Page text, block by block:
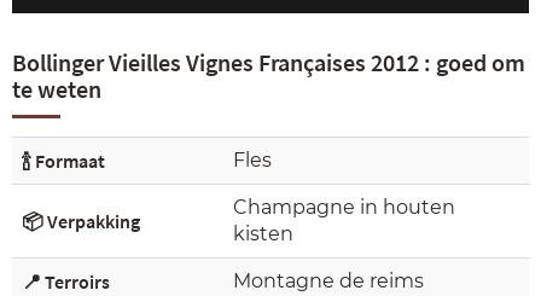
Bollinger Vieilles Vignes Françaises 2012 : goed om
te weten
🍾 Formaat Fles
📦 Verpakking
Champagne in houten
kisten
📍 Terroirs Montagne de reims